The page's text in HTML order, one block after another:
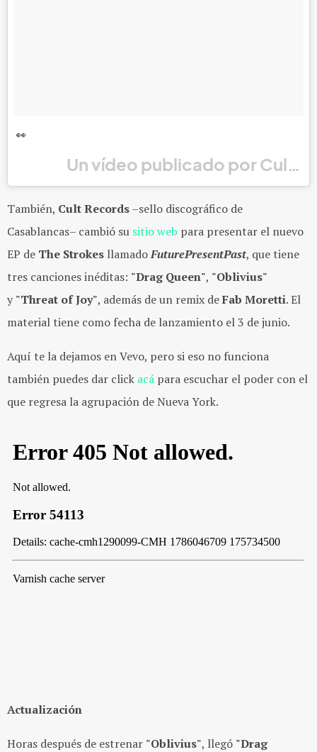
👀
Un vídeo publicado por Cult
También, Cult Records–sello discográfico de
Casablancas– cambió su sitio web para presentar el nuevo
EP de The Strokes llamadoFuturePresentPast, que tiene
tres canciones inéditas: "Drag Queen", "Oblivius"
y "Threat of Joy", además de un remix deFab Moretti. El
material tiene como fecha de lanzamiento el 3 de junio.
Aquí te la dejamos en Vevo, pero si eso no funciona
también puedes dar click acá para escuchar el poder con el
que regresa la agrupación de Nueva York.
Actualización
Horas después de estrenar "Oblivius", llegó "Drag